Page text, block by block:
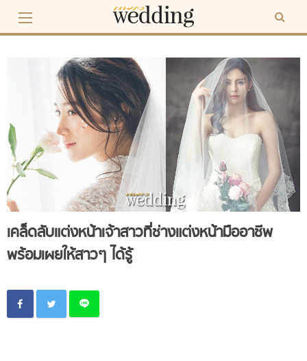
content
เคล็ดลับแต่งหน้าเจ้าสาวที่ช่างแต่งหน้ามืออาชีพ
พร้อมเผยให้สาวๆ ได้รู้